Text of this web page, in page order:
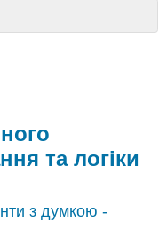
та логіки
з думкою -